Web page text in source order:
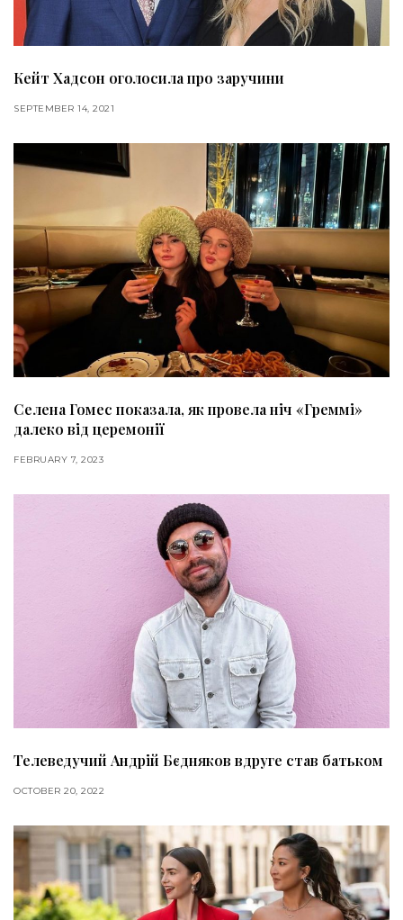
Кейт Хадсон оголосила про заручини
SEPTEMBER 14, 2021
Селена Гомес показала, як провела ніч «Греммі»
далеко від церемонії
FEBRUARY 7, 2023
Телеведучий Андрій Бєдняков вдруге став батьком
OCTOBER 20, 2022